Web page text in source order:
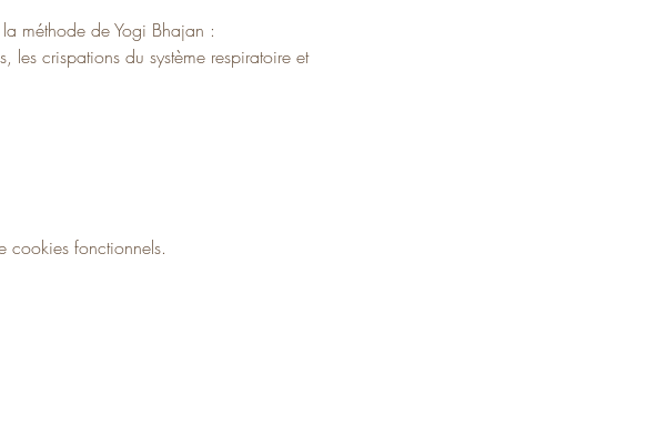
méthode de Yogi Bhajan :
les crispations du système respiratoire et
cookies fonctionnels.